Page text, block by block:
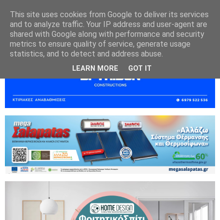
This site uses cookies from Google to deliver its services
and to analyze traffic. Your IP address and user-agent are
shared with Google along with performance and security
metrics to ensure quality of service, generate usage
statistics, and to detect and address abuse.
LEARN MORE GOT IT